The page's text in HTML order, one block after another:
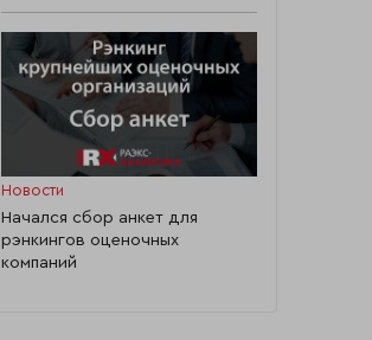
Новости
Начался сбор анкет для
рэнкингов оценочных
компаний